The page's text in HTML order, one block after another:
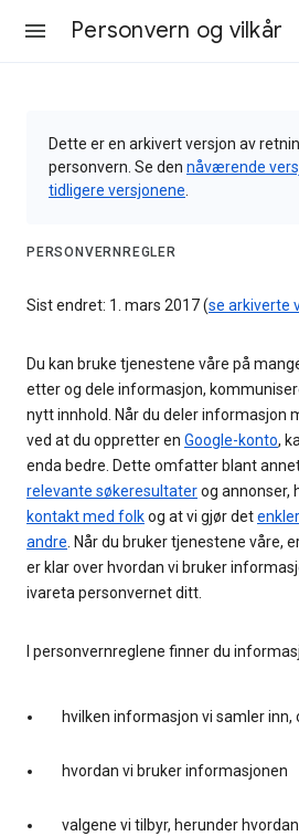
Personvern og vilkår
Dette er en arkivert versjon av
personvern. Se den nåværende
tidligere versjonene
PERSONVERNREGLER
Sist endret: 1. mars 2017 (se arkiverte
Du kan bruke tjenestene våre på
etter og dele informasjon,
nytt innhold. Når du deler informasjon
ved at du oppretter en Google-konto,
enda bedre. Dette omfatter blant
relevante søkeresultaterog annonser,
kontakt med folkog at vi gjør det
andre. Når du bruker tjenestene våre,
er klar over hvordan vi bruker
ivareta personvernet ditt.
I personvernreglene finner du
hvilken informasjon vi samler inn,
hvordan vi bruker informasjonen
valgene vi tilbyr, herunder